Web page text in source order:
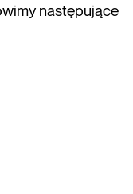
następujące